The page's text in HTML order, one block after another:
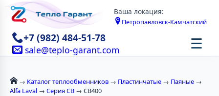
Ваша локация:
Петропавловск-Камчатский
+7 (982) 484-51-78
sale@teplo-garant.com ☰
→ Каталог теплообменников → Пластинчатые → Паяные →
Alfa Laval → Серия CB → CB400